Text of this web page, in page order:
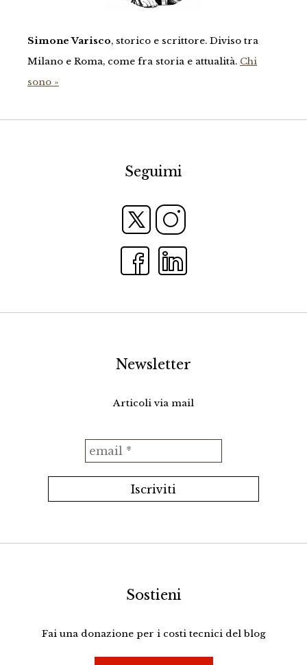
Simone Varisco, storico e scrittore. Diviso tra
Milano e Roma, come fra storia e attualità. Chi
sono »
Seguimi
Newsletter
Articoli via mail
Sostieni
Fai una donazione per i costi tecnici del blog